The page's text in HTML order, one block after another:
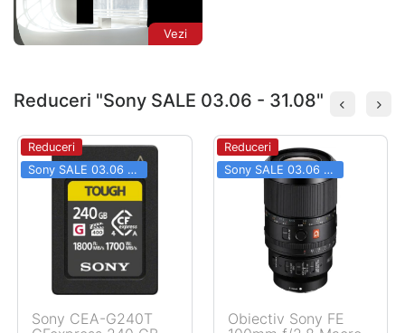
Vezi
Reduceri "Sony SALE 03.06 - 31.08"
Reduceri
Sony SALE 03.06 - 31.08
Sony CEA-G240T
Reduceri
Sony SALE 03.06 - 31.08
Obiectiv Sony FE